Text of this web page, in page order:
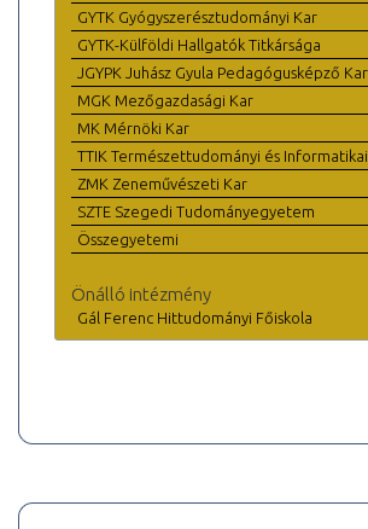
GYTK Gyógyszerésztudományi Kar
GYTK-Külföldi Hallgatók Titkársága
JGYPK Juhász Gyula Pedagógusképző Kar
MGK Mezőgazdasági Kar
MK Mérnöki Kar
TTIK Természettudományi és
ZMK Zeneművészeti Kar
SZTE Szegedi Tudományegyetem
Összegyetemi
Önálló intézmény
Gál Ferenc Hittudományi Főiskola